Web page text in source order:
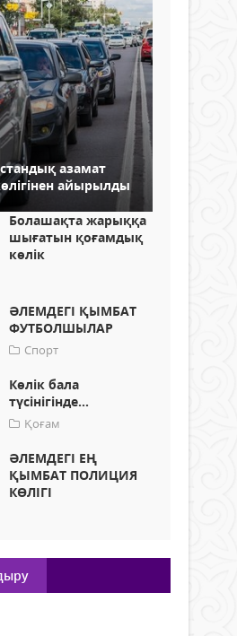
азамат
айырылды
Болашақта жарыққа
шығатын қоғамдық
көлік
ӘЛЕМДЕГІ ҚЫМБАТ
ФУТБОЛШЫЛАР
Спорт
Көлік бала
түсінігінде...
Қоғам
ӘЛЕМДЕГІ ЕҢ
ҚЫМБАТ ПОЛИЦИЯ
КӨЛІГІ